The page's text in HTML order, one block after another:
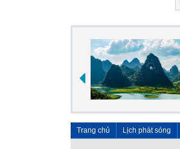
Trang chủ Lịch phát sóng